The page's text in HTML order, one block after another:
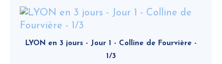
LYON en 3 jours - Jour 1 - Colline de Fourvière -
1/3